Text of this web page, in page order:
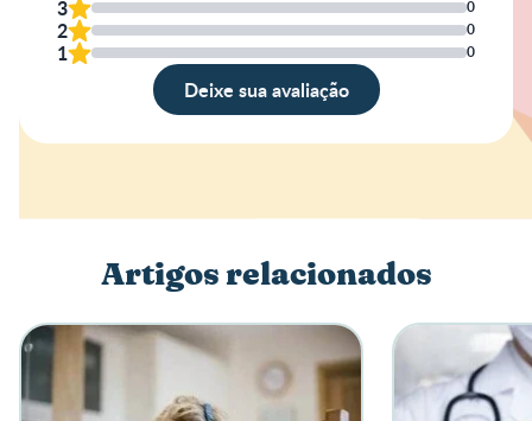
3 0
2 0
1 0
Deixe sua avaliação
Escreva a sua opinião
Artigos relacionados